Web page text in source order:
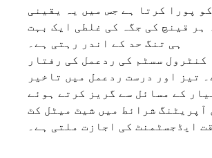
پورا کرتا ہے جس میں یہ یقینی
ہر قینچ کی جگہ کی غلطی ایک بہت
ہی تنگ حد کے اندر رہتی ہے۔
کنٹرول سسٹم کی ردعمل کی رفتار
تیز اور درست ردعمل میں تاخیر
کے مسائل سے گریز کرتے ہوئے
آپریٹنگ شرائط میں شیٹ میٹل کٹ
ایڈجسٹمنٹ کی اجازت ملتی ہے۔